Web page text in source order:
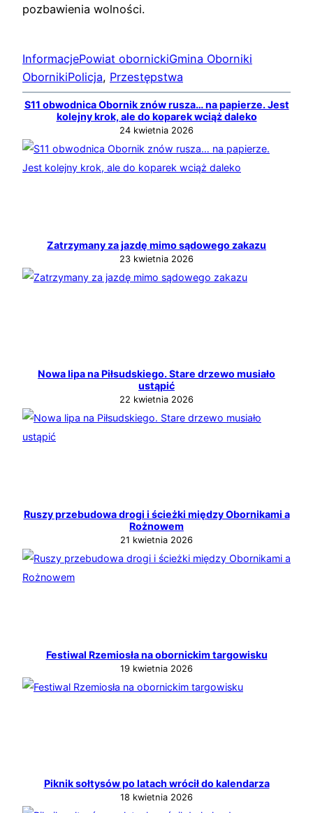
pozbawienia wolności.
InformacjePowiat obornickiGmina Oborniki
ObornikiPolicja, Przestępstwa
S11 obwodnica Obornik znów rusza… na papierze. Jest
kolejny krok, ale do koparek wciąż daleko
24 kwietnia 2026
Zatrzymany za jazdę mimo sądowego zakazu
23 kwietnia 2026
Nowa lipa na Piłsudskiego. Stare drzewo musiało
ustąpić
22 kwietnia 2026
Ruszy przebudowa drogi i ścieżki między Obornikami a
Rożnowem
21 kwietnia 2026
Festiwal Rzemiosła na obornickim targowisku
19 kwietnia 2026
Piknik sołtysów po latach wrócił do kalendarza
18 kwietnia 2026